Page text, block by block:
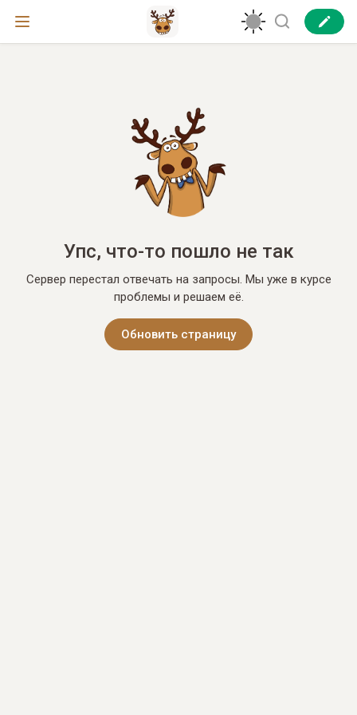
Упс, что-то пошло не так
Сервер перестал отвечать на запросы. Мы уже в курсе
проблемы и решаем её.
Обновить страницу